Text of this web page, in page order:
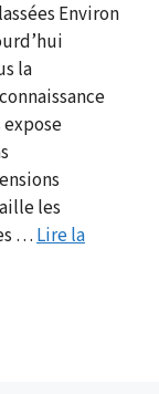
Environ
la
les
…Lire la